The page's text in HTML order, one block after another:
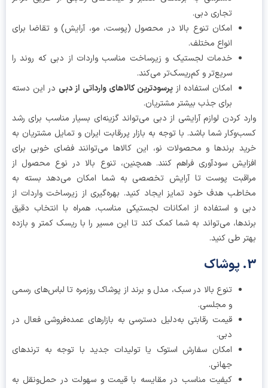
تجاری دبی.
امکان تنوع بالا در محصول (پوست، ‌مو، آرایش) و تقاضا برای
انواع مختلف.
خدمات لجستیک و زیرساخت مناسب واردات از دبی که روند را
سریع‌تر و کم‌ریسک‌تر می‌کند.
امکان استفاده ازپرسودترین کالاهای وارداتی از دبی در این دسته
برای جذب بیشتر مشتریان.
کردن لوازم آرایشی از دبی می‌تواند گزینه‌ای بسیار مناسب برای رشد
شما باشد. با توجه به بازار پررقابت ایران و تمایل مشتریان به
برندها و محصولات نو، این کالاها می‌توانند فضای خوبی برای
سودآوری فراهم کنند. همچنین، تنوع بالا در نوع محصول از
پوست تا آرایش تخصصی به شما امکان می‌دهد بسته به
هدف خود تمایز ایجاد کنید. بهره‌گیری از زیرساخت واردات از
و استفاده از امکانات لجستیکی مناسب، همراه با انتخاب دقیق
می‌تواند به شما کمک کند تا این مسیر را با ریسک کمتر و بازده
طی کنید.
تنوع بالا در سبک، مدل و برند از پوشاک روزمره تا لباس‌های رسمی
و مجلسی.
قیمت رقابتی به‌دلیل دسترسی به بازارهای عمده‌فروشی فعال در
امکان سفارش استوک یا تولیدات جدید با توجه به ترندهای
جهانی.
کیفیت مناسب در مقایسه با قیمت و سهولت در حمل‌ونقل به